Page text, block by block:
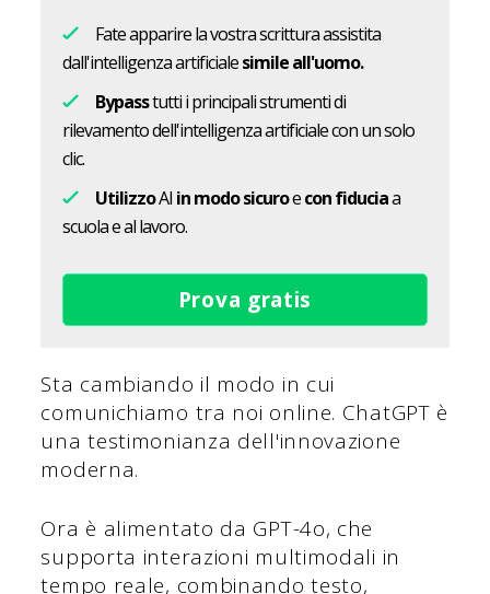
Fate apparire la vostra scrittura assistita
dall'intelligenza artificialesimile all'uomo.
Bypasstutti i principali strumenti di
rilevamento dell'intelligenza artificiale con un solo
clic.
UtilizzoAI in modo sicuroecon fiduciaa
scuola e al lavoro.
Prova gratis
Sta cambiando il modo in cui
comunichiamo tra noi online. ChatGPT è
una testimonianza dell'innovazione
moderna.
Ora è alimentato da GPT-4o, che
supporta interazioni multimodali in
tempo reale, combinando testo,